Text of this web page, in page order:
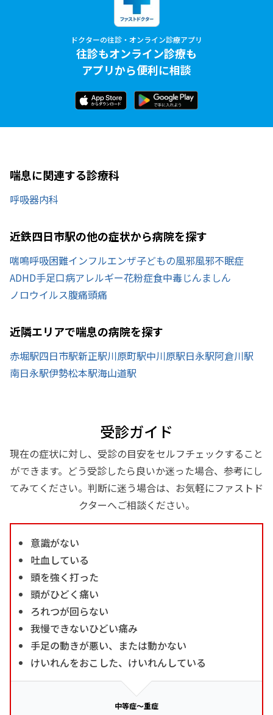
ドクターの往診・オンライン診療アプリ
往診もオンライン診療も
アプリから便利に相談
喘息に関連する診療科
呼吸器内科
近鉄四日市駅の他の症状から病院を探す
喘鳴呼吸困難インフルエンザ子どもの風邪風邪不眠症
ADHD手足口病アレルギー花粉症食中毒じんましん
ノロウイルス腹痛頭痛
近隣エリアで喘息の病院を探す
赤堀駅四日市駅新正駅川原町駅中川原駅日永駅阿倉川駅
南日永駅伊勢松本駅海山道駅
受診ガイド
現在の症状に対し、受診の目安をセルフチェックすること
ができます。どう受診したら良いか迷った場合、参考にし
てみてください。判断に迷う場合は、お気軽にファストド
クターへご相談ください。
意識がない
吐血している
頭を強く打った
頭がひどく痛い
ろれつが回らない
我慢できないひどい痛み
手足の動きが悪い、または動かない
けいれんをおこした、けいれんしている
中等症～重症